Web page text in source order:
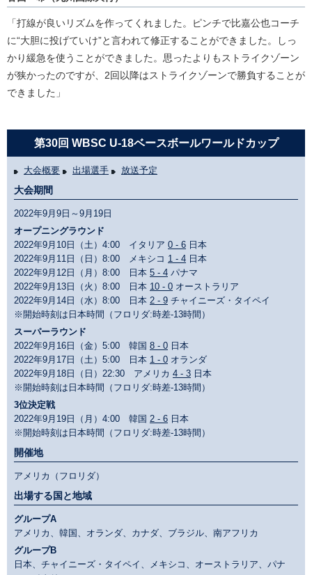
「打線が良いリズムを作ってくれました。ピンチで比嘉公也コーチ
に“大胆に投げていけ”と言われて修正することができました。しっ
かり緩急を使うことができました。思ったよりもストライクゾーン
が狭かったのですが、2回以降はストライクゾーンで勝負することが
できました」
第30回 WBSC U-18ベースボールワールドカップ
大会概要 出場選手 放送予定
大会期間
2022年9月9日～9月19日
オープニングラウンド
2022年9月10日（土）4:00 イタリア 0 - 6 日本
2022年9月11日（日）8:00 メキシコ 1 - 4 日本
2022年9月12日（月）8:00 日本 5 - 4 パナマ
2022年9月13日（火）8:00 日本 10 - 0 オーストラリア
2022年9月14日（水）8:00 日本 2 - 9 チャイニーズ・タイペイ
※開始時刻は日本時間（フロリダ:時差-13時間）
スーパーラウンド
2022年9月16日（金）5:00 韓国 8 - 0 日本
2022年9月17日（土）5:00 日本 1 - 0 オランダ
2022年9月18日（日）22:30 アメリカ 4 - 3 日本
※開始時刻は日本時間（フロリダ:時差-13時間）
3位決定戦
2022年9月19日（月）4:00 韓国 2 - 6 日本
※開始時刻は日本時間（フロリダ:時差-13時間）
開催地
アメリカ（フロリダ）
出場する国と地域
グループA
アメリカ、韓国、オランダ、カナダ、ブラジル、南アフリカ
グループB
日本、チャイニーズ・タイペイ、メキシコ、オーストラリア、パナ